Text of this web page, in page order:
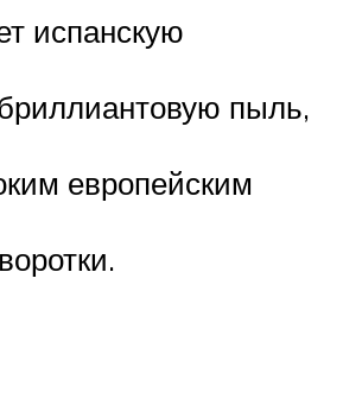
испанскую
пыль,
европейским